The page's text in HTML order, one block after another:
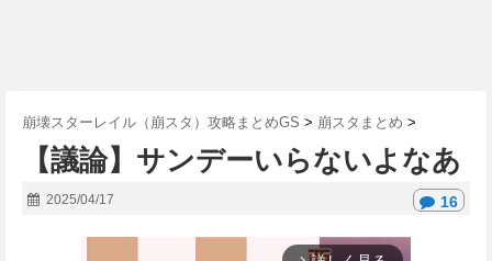
崩壊スターレイル（崩スタ）攻略まとめGS > 崩スタまとめ >
【議論】サンデーいらないよなあ
2025/04/17 16